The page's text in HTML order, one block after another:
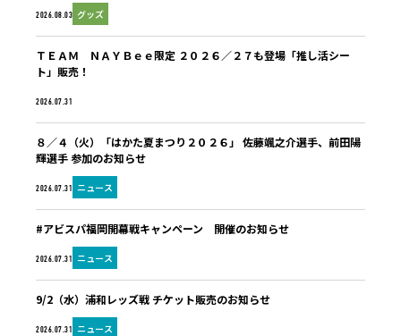
2026.08.03 グッズ
2026.07.31
ＴＥＡＭ ＮＡＹＢｅｅ限定 ２０２６／２７も登場「推し活シー
ト」販売！
2026.07.31 ニュース
８／４（火）「はかた夏まつり２０２６」 佐藤颯之介選手、前田陽
輝選手 参加のお知らせ
2026.07.31 ニュース
#アビスパ福岡開幕戦キャンペーン 開催のお知らせ
2026.07.31 ニュース
9/2（水）浦和レッズ戦 チケット販売のお知らせ